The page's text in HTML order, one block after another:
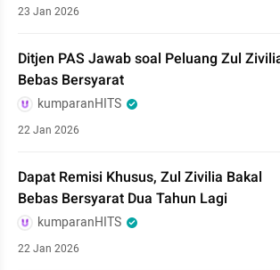
23 Jan 2026
Ditjen PAS Jawab soal Peluang Zul
Bebas Bersyarat
kumparanHITS
22 Jan 2026
Dapat Remisi Khusus, Zul Zivilia Bakal
Bebas Bersyarat Dua Tahun Lagi
kumparanHITS
22 Jan 2026